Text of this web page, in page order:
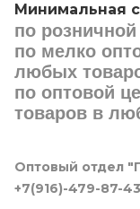
Минимальная
по
по мелко
любых
по оптовой
товаров в
Оптовый отдел
+7(916)-479-87-43